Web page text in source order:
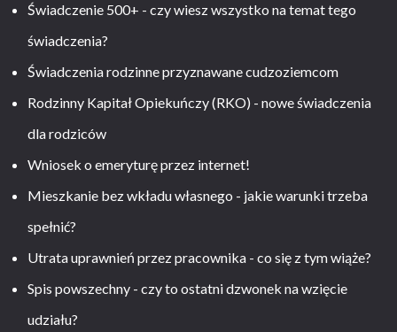
Świadczenie 500+ - czy wiesz wszystko na temat tego
świadczenia?
Świadczenia rodzinne przyznawane cudzoziemcom
Rodzinny Kapitał Opiekuńczy (RKO) - nowe świadczenia
dla rodziców
Wniosek o emeryturę przez internet!
Mieszkanie bez wkładu własnego - jakie warunki trzeba
spełnić?
Utrata uprawnień przez pracownika - co się z tym wiąże?
Spis powszechny - czy to ostatni dzwonek na wzięcie
udziału?